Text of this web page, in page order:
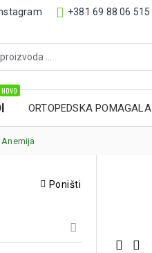
+381 69 88 06 515
NOVO
ORTOPEDSKA POMAGALA
Anemija
Poništi